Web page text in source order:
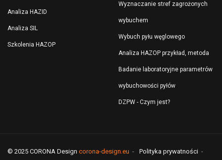
Analiza HAZID
Analiza SIL
Szkolenia HAZOP
Wyznaczanie stref zagrożonych
wybuchem
Wybuch pyłu węglowego
Analiza HAZOP przykład, metoda
Badanie laboratoryjne parametrów
wybuchowości pyłów
DZPW - Czym jest?
© 2025 CORONA Design corona-design.eu
Polityka prywatności